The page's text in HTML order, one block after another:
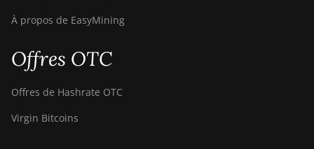
À propos de EasyMining
Offres OTC
Offres de Hashrate OTC
Virgin Bitcoins